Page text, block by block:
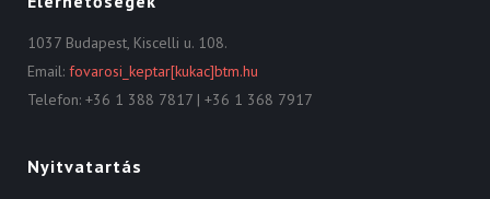
1037 Budapest, Kiscelli u. 108.
Email: fovarosi_keptar[kukac]btm.hu
Telefon: +36 1 388 7817 | +36 1 368 7917
Nyitvatartás